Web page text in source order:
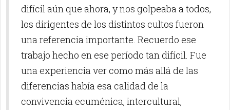
difícil aún que ahora, y nos golpeaba a todos,
los dirigentes de los distintos cultos fueron
una referencia importante. Recuerdo ese
trabajo hecho en ese período tan difícil. Fue
una experiencia ver como más allá de las
diferencias había esa calidad de la
convivencia ecuménica, intercultural,